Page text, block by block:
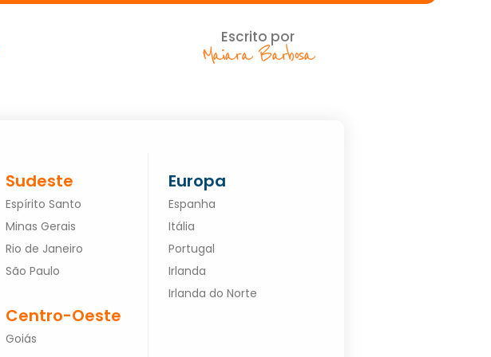
Escrito por
Maiara Barbosa
Sudeste
Espírito Santo
Minas Gerais
Rio de Janeiro
São Paulo
Centro-Oeste
Goiás
Europa
Espanha
Itália
Portugal
Irlanda
Irlanda do Norte